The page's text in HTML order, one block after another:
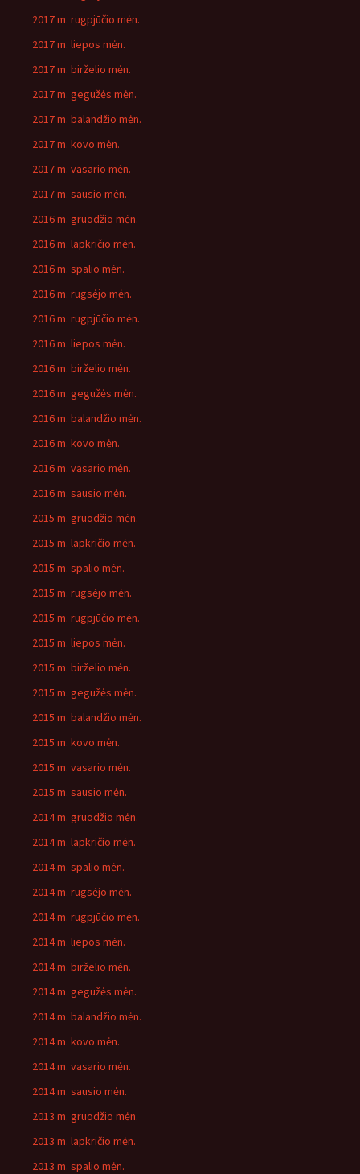
2017 m. rugpjūčio mėn.
2017 m. liepos mėn.
2017 m. birželio mėn.
2017 m. gegužės mėn.
2017 m. balandžio mėn.
2017 m. kovo mėn.
2017 m. vasario mėn.
2017 m. sausio mėn.
2016 m. gruodžio mėn.
2016 m. lapkričio mėn.
2016 m. spalio mėn.
2016 m. rugsėjo mėn.
2016 m. rugpjūčio mėn.
2016 m. liepos mėn.
2016 m. birželio mėn.
2016 m. gegužės mėn.
2016 m. balandžio mėn.
2016 m. kovo mėn.
2016 m. vasario mėn.
2016 m. sausio mėn.
2015 m. gruodžio mėn.
2015 m. lapkričio mėn.
2015 m. spalio mėn.
2015 m. rugsėjo mėn.
2015 m. rugpjūčio mėn.
2015 m. liepos mėn.
2015 m. birželio mėn.
2015 m. gegužės mėn.
2015 m. balandžio mėn.
2015 m. kovo mėn.
2015 m. vasario mėn.
2015 m. sausio mėn.
2014 m. gruodžio mėn.
2014 m. lapkričio mėn.
2014 m. spalio mėn.
2014 m. rugsėjo mėn.
2014 m. rugpjūčio mėn.
2014 m. liepos mėn.
2014 m. birželio mėn.
2014 m. gegužės mėn.
2014 m. balandžio mėn.
2014 m. kovo mėn.
2014 m. vasario mėn.
2014 m. sausio mėn.
2013 m. gruodžio mėn.
2013 m. lapkričio mėn.
2013 m. spalio mėn.